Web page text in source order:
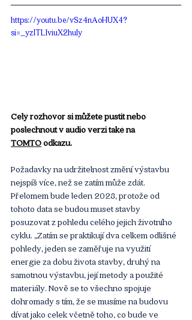
https://youtu.be/vSz4nAoHUX4?
si=_yzITLIviuX2huIy
Celý rozhovor si můžete pustit nebo
poslechnout v audio verzi také na
TOMTO odkazu.
Požadavky na udržitelnost změní výstavbu
nejspíš více, než se zatím může zdát.
Přelomem bude leden 2028, protože od
tohoto data se budou muset stavby
posuzovat z pohledu celého jejich životního
cyklu. „Zatím se praktikují dva celkem odlišné
pohledy, jeden se zaměřuje na využití
energie za dobu života stavby, druhý na
samotnou výstavbu, její metody a použité
materiály. Nově se to všechno spojuje
dohromady s tím, že se musíme na budovu
dívat jako celek včetně toho, co bude ve